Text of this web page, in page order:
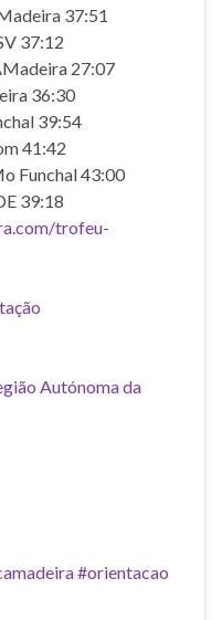
37:51
37:12
27:07
36:30
39:54
41:42
Funchal 43:00
39:18
trofeu-
Autónoma da
#orientacao